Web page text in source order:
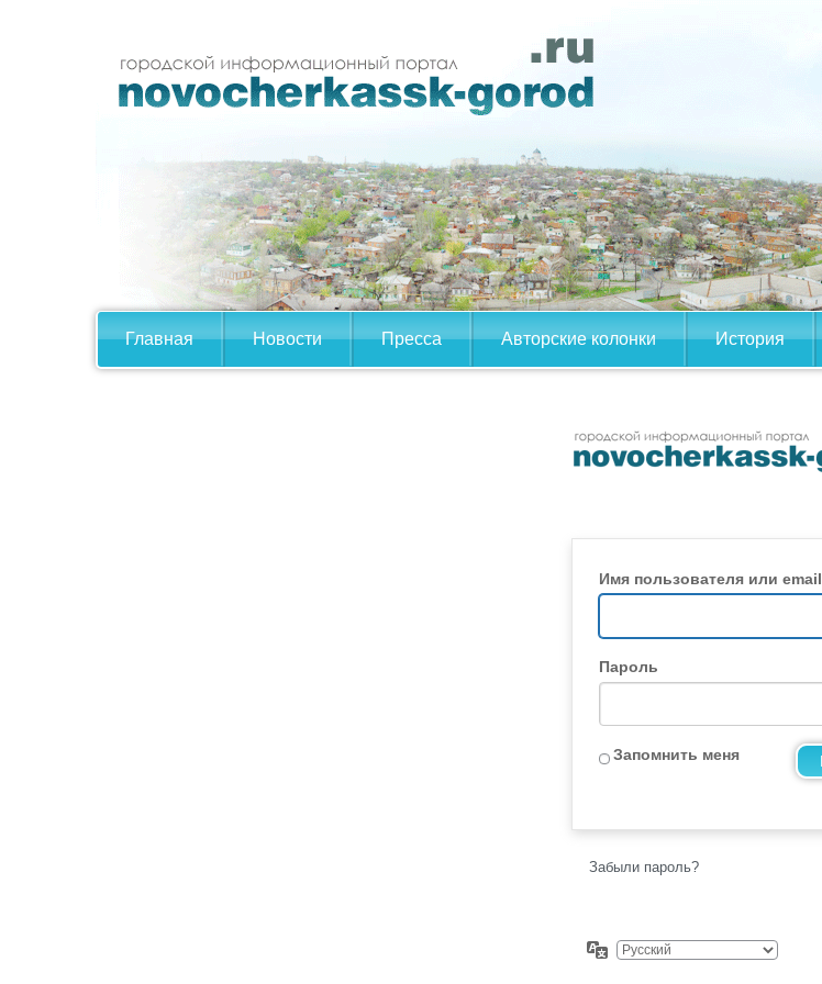
Главная Новости Пресса Авторские колонки История
Имя пользователя или email
Пароль
Запомнить меня
Забыли пароль?